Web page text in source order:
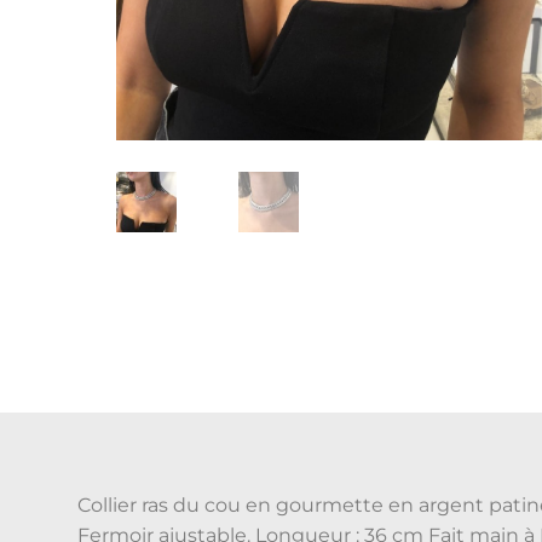
Collier ras du cou en gourmette en argent
Fermoir ajustable. Longueur : 36 cm Fait main à